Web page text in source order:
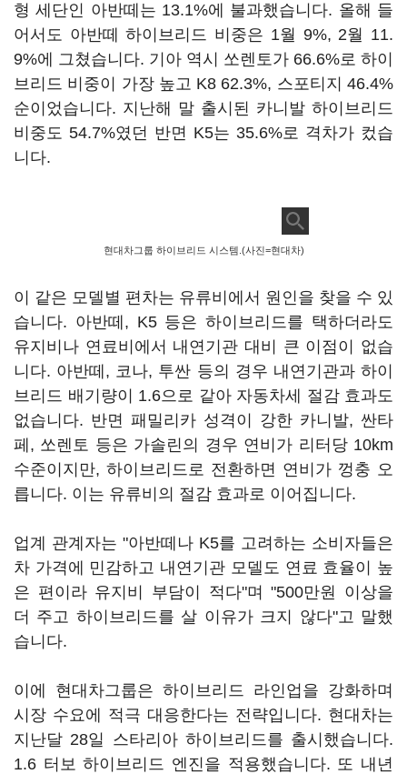
형 세단인 아반떼는 13.1%에 불과했습니다. 올해 들
어서도 아반떼 하이브리드 비중은 1월 9%, 2월 11.
9%에 그쳤습니다. 기아 역시 쏘렌토가 66.6%로 하이
브리드 비중이 가장 높고 K8 62.3%, 스포티지 46.4%
순이었습니다. 지난해 말 출시된 카니발 하이브리드
비중도 54.7%였던 반면 K5는 35.6%로 격차가 컸습
니다.
현대차그룹 하이브리드 시스템.(사진=현대차)
이 같은 모델별 편차는 유류비에서 원인을 찾을 수 있
습니다. 아반떼, K5 등은 하이브리드를 택하더라도
유지비나 연료비에서 내연기관 대비 큰 이점이 없습
니다. 아반떼, 코나, 투싼 등의 경우 내연기관과 하이
브리드 배기량이 1.6으로 같아 자동차세 절감 효과도
없습니다. 반면 패밀리카 성격이 강한 카니발, 싼타
페, 쏘렌토 등은 가솔린의 경우 연비가 리터당 10km
수준이지만, 하이브리드로 전환하면 연비가 껑충 오
릅니다. 이는 유류비의 절감 효과로 이어집니다.
업계 관계자는 "아반떼나 K5를 고려하는 소비자들은
차 가격에 민감하고 내연기관 모델도 연료 효율이 높
은 편이라 유지비 부담이 적다"며 "500만원 이상을
더 주고 하이브리드를 살 이유가 크지 않다"고 말했
습니다.
이에 현대차그룹은 하이브리드 라인업을 강화하며
시장 수요에 적극 대응한다는 전략입니다. 현대차는
지난달 28일 스타리아 하이브리드를 출시했습니다.
1.6 터보 하이브리드 엔진을 적용했습니다. 또 내년